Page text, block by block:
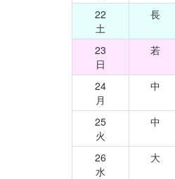
22
土
長
23
日
若
24
月
中
25
火
中
26
水
大